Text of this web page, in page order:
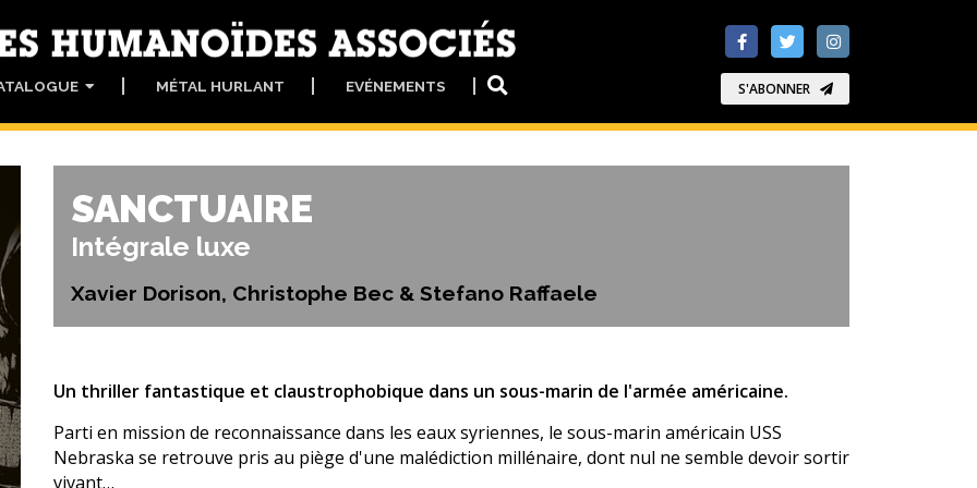
S'ABONNER
MÉTAL HURLANT EVÉNEMENTS
SANCTUAIRE
Intégrale luxe
Xavier Dorison, Christophe Bec & Stefano Raffaele
Un thriller fantastique et claustrophobique dans un sous-marin de l'armée américaine.
Parti en mission de reconnaissance dans les eaux syriennes, le sous-marin américain USS
Nebraska se retrouve pris au piège d'une malédiction millénaire, dont nul ne semble devoir sortir
vivant…